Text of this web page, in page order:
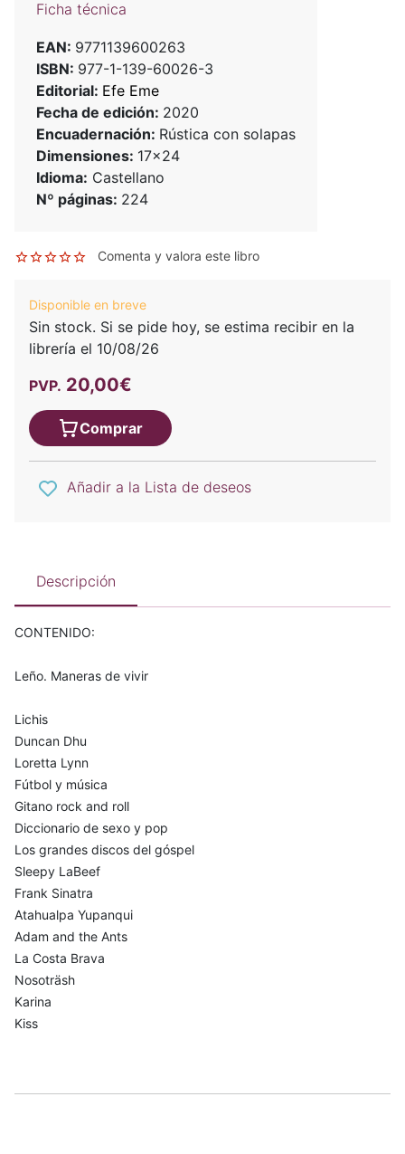
Ficha técnica
EAN: 9771139600263
ISBN: 977-1-139-60026-3
Editorial: Efe Eme
Fecha de edición: 2020
Encuadernación: Rústica con solapas
Dimensiones: 17x24
Idioma: Castellano
Nº páginas: 224
Comenta y valora este libro
Disponible en breve
Sin stock. Si se pide hoy, se estima recibir en la
librería el 10/08/26
PVP. 20,00€
Comprar
Añadir a la Lista de deseos
Descripción
CONTENIDO:
Leño. Maneras de vivir
Lichis
Duncan Dhu
Loretta Lynn
Fútbol y música
Gitano rock and roll
Diccionario de sexo y pop
Los grandes discos del góspel
Sleepy LaBeef
Frank Sinatra
Atahualpa Yupanqui
Adam and the Ants
La Costa Brava
Nosoträsh
Karina
Kiss